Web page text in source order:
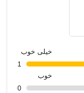
خیلی خوب
1
خوب
0